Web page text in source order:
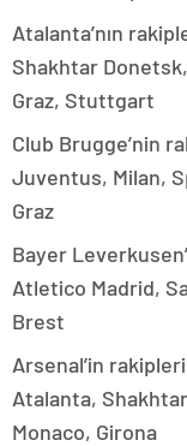
Atalanta’nın
Shakhtar
Graz, Stuttgart
Club Brugge’nin
Juventus, Milan,
Graz
Bayer
Atletico Madrid,
Brest
Arsenal’in
Atalanta,
Monaco, Girona